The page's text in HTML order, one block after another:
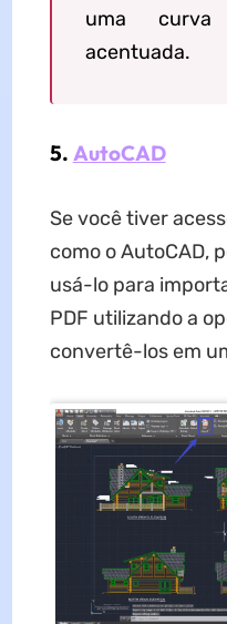
uma curva
acentuada.
5. AutoCAD
Se você tiver
como o AutoCAD,
usá-lo para
PDF utilizando a
convertê-los em